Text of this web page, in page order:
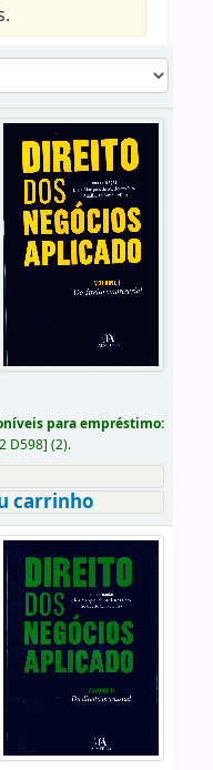
para empréstimo:
D598] (2).
carrinho